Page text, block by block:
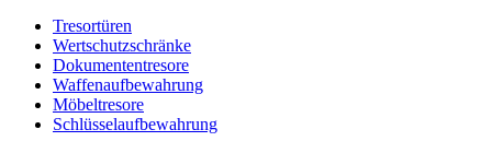
Tresortüren
Wertschutzschränke
Dokumententresore
Waffenaufbewahrung
Möbeltresore
Schlüsselaufbewahrung